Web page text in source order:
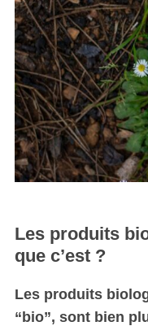
Les produits
que c’est ?
Les produits
“bio”, sont bien